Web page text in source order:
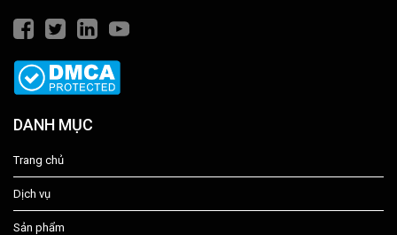
DANH MỤC
Trang chủ
Dịch vụ
Sản phẩm